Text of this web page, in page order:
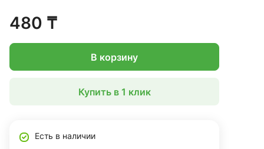
480 ₸
В корзину
Купить в 1 клик
Есть в наличии